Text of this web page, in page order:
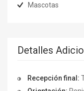
Mascotas
Detalles
Recepción final: